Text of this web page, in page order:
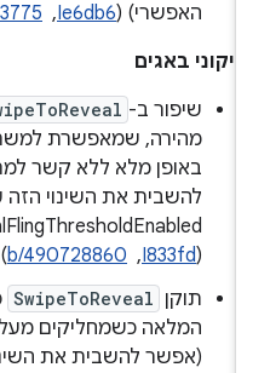
האפשרי) (Ie6db6
, ‏
באגים
שיפור ב- SwipeToReveal
מהירה, שמאפשרת
באופן מלא ללא קשר
להשבית את השינוי הזה
I833fd
, ‏
b/490728860
)
תוקן SwipeToReveal
(אפשר להשבית את